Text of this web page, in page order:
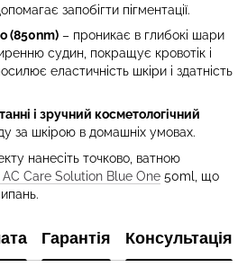
запобігти пігментації.
(850nm) – проникає в глибокі шари
судин, покращує кровотік і
еластичність шкіри і здатність
і зручний косметологічний
за шкірою в домашніх умовах.
нанесіть точково, ватною
Care Solution Blue One 50ml, що
Гарантія Консультація